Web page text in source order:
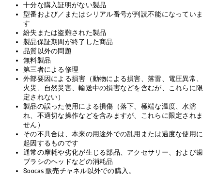
十分な購入証明がない製品
型番および／またはシリアル番号が判読不能になっていま
す
紛失または盗難された製品
製品保証期間が終了した商品
品質以外の問題
無料製品
第三者による修理
外部要因による損害（動物による損害、落雷、電圧異常、
火災、自然災害、輸送中の損害などを含むが、これらに限
定されない）
製品の誤った使用による損傷（落下、極端な温度、水濡
れ、不適切な操作などを含みますが、これらに限定されま
せん）
その不具合は、本来の用途外での乱用または過度な使用に
起因するものです
通常の摩耗や劣化が生じる部品、アクセサリー、および歯
ブラシのヘッドなどの消耗品
Soocas 販売チャネル以外での購入。